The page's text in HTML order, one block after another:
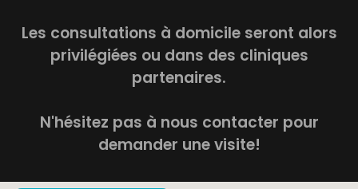
Les consultations à domicile seront alors
privilégiées ou dans des cliniques
partenaires.
N'hésitez pas à nous contacter pour
demander une visite!